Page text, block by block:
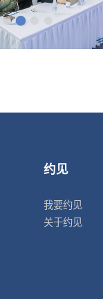
约见
我要约见
关于约见